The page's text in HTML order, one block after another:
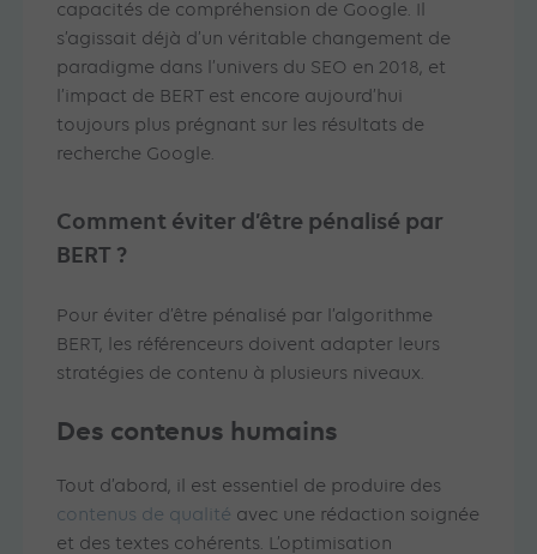
capacités de compréhension de Google. Il
s’agissait déjà d’un véritable changement de
paradigme dans l’univers du SEO en 2018, et
l’impact de BERT est encore aujourd’hui
toujours plus prégnant sur les résultats de
recherche Google.
Comment éviter d’être pénalisé par
BERT ?
Pour éviter d’être pénalisé par l’algorithme
BERT, les référenceurs doivent adapter leurs
stratégies de contenu à plusieurs niveaux.
Des contenus humains
Tout d’abord, il est essentiel de produire des
contenus de qualité avec une rédaction soignée
et des textes cohérents. L’optimisation